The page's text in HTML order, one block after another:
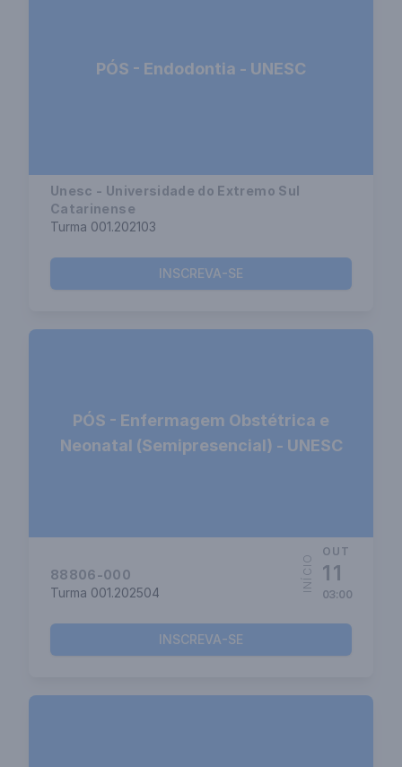
PÓS - Endodontia - UNESC
Unesc - Universidade do Extremo Sul
Catarinense
Turma 001.202103
INSCREVA-SE
PÓS - Enfermagem Obstétrica e
Neonatal (Semipresencial) - UNESC
88806-000
Turma 001.202504
INÍCIO
OUT
11
03:00
INSCREVA-SE